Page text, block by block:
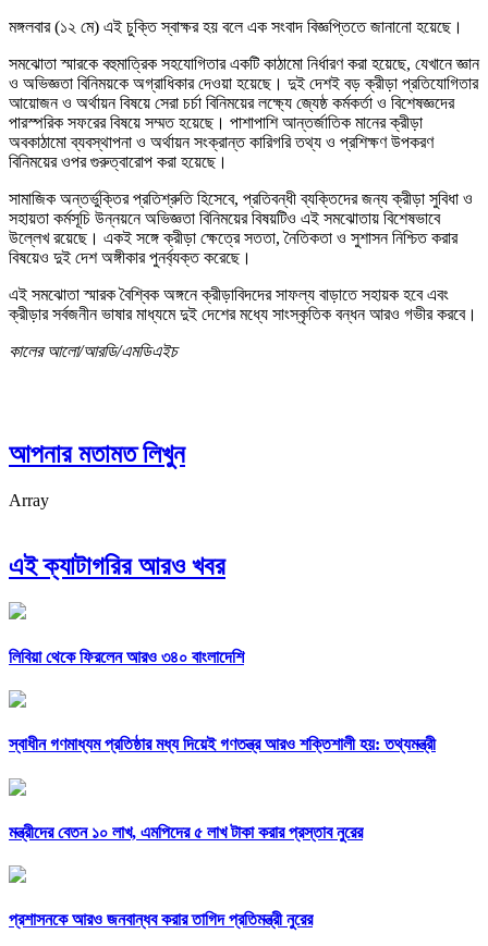
মঙ্গলবার (১২ মে) এই চুক্তি স্বাক্ষর হয় বলে এক সংবাদ বিজ্ঞপ্তিতে জানানো হয়েছে।
সমঝোতা স্মারকে বহুমাত্রিক সহযোগিতার একটি কাঠামো নির্ধারণ করা হয়েছে, যেখানে জ্ঞান
ও অভিজ্ঞতা বিনিময়কে অগ্রাধিকার দেওয়া হয়েছে। দুই দেশই বড় ক্রীড়া প্রতিযোগিতার
আয়োজন ও অর্থায়ন বিষয়ে সেরা চর্চা বিনিময়ের লক্ষ্যে জ্যেষ্ঠ কর্মকর্তা ও বিশেষজ্ঞদের
পারস্পরিক সফরের বিষয়ে সম্মত হয়েছে। পাশাপাশি আন্তর্জাতিক মানের ক্রীড়া
অবকাঠামো ব্যবস্থাপনা ও অর্থায়ন সংক্রান্ত কারিগরি তথ্য ও প্রশিক্ষণ উপকরণ
বিনিময়ের ওপর গুরুত্বারোপ করা হয়েছে।
সামাজিক অন্তর্ভুক্তির প্রতিশ্রুতি হিসেবে, প্রতিবন্ধী ব্যক্তিদের জন্য ক্রীড়া সুবিধা ও
সহায়তা কর্মসূচি উন্নয়নে অভিজ্ঞতা বিনিময়ের বিষয়টিও এই সমঝোতায় বিশেষভাবে
উল্লেখ রয়েছে। একই সঙ্গে ক্রীড়া ক্ষেত্রে সততা, নৈতিকতা ও সুশাসন নিশ্চিত করার
বিষয়েও দুই দেশ অঙ্গীকার পুনর্ব্যক্ত করেছে।
এই সমঝোতা স্মারক বৈশ্বিক অঙ্গনে ক্রীড়াবিদদের সাফল্য বাড়াতে সহায়ক হবে এবং
ক্রীড়ার সর্বজনীন ভাষার মাধ্যমে দুই দেশের মধ্যে সাংস্কৃতিক বন্ধন আরও গভীর করবে।
কালের আলো/আরডি/এমডিএইচ
আপনার মতামত লিখুন
Array
এই ক্যাটাগরির আরও খবর
লিবিয়া থেকে ফিরলেন আরও ৩৪০ বাংলাদেশি
স্বাধীন গণমাধ্যম প্রতিষ্ঠার মধ্য দিয়েই গণতন্ত্র আরও শক্তিশালী হয়: তথ্যমন্ত্রী
মন্ত্রীদের বেতন ১০ লাখ, এমপিদের ৫ লাখ টাকা করার প্রস্তাব নুরের
প্রশাসনকে আরও জনবান্ধব করার তাগিদ প্রতিমন্ত্রী নুরের